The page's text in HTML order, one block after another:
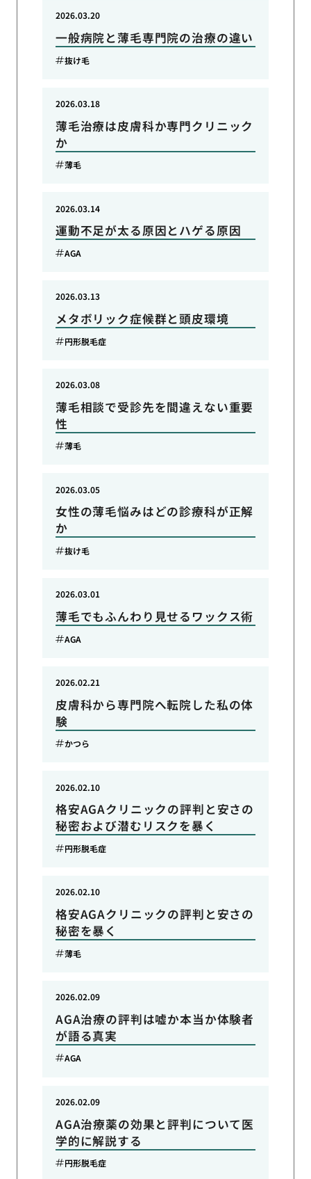
一般病院と薄毛専門院の治療の違い
2026.03.20
抜け毛
薄毛治療は皮膚科か専門クリニック
か
2026.03.18
薄毛
運動不足が太る原因とハゲる原因
2026.03.14
AGA
メタボリック症候群と頭皮環境
2026.03.13
円形脱毛症
薄毛相談で受診先を間違えない重要
性
2026.03.08
薄毛
女性の薄毛悩みはどの診療科が正解
か
2026.03.05
抜け毛
薄毛でもふんわり見せるワックス術
2026.03.01
AGA
皮膚科から専門院へ転院した私の体
験
2026.02.21
かつら
格安AGAクリニックの評判と安さの
秘密および潜むリスクを暴く
2026.02.10
円形脱毛症
格安AGAクリニックの評判と安さの
秘密を暴く
2026.02.10
薄毛
AGA治療の評判は嘘か本当か体験者
が語る真実
2026.02.09
AGA
AGA治療薬の効果と評判について医
学的に解説する
2026.02.09
円形脱毛症